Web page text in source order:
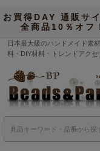
お買得DAY 通販サ
全商品10％オ
日本最大級のハンドメイド素
料・DIY材料・トレンドアク